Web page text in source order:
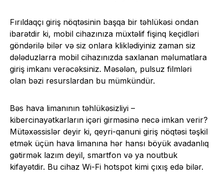
Fırıldaqçı giriş nöqtəsinin başqa bir təhlükəsi ondan
ibarətdir ki, mobil cihazınıza müxtəlif fişinq keçidləri
göndərilə bilər və siz onlara kliklədiyiniz zaman siz
dələduzlarra mobil cihazınızda saxlanan məlumatlara
giriş imkanı verəcəksiniz. Məsələn, pulsuz filmləri
olan bəzi resurslardan bu mümkündür.
Bəs hava limanının təhlükəsizliyi –
kibercinayətkarların içəri girməsinə necə imkan verir?
Mütəxəssislər deyir ki, qeyri-qanuni giriş nöqtəsi təşkil
etmək üçün hava limanına hər hansı böyük avadanlıq
gətirmək lazım deyil, smartfon və ya noutbuk
kifayətdir. Bu cihaz Wi-Fi hotspot kimi çıxış edə bilər.